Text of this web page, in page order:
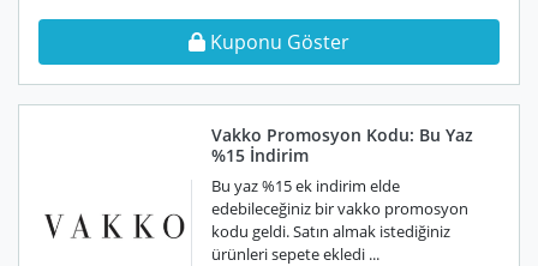
Kuponu Göster
Vakko Promosyon Kodu: Bu Yaz
%15 İndirim
Bu yaz %15 ek indirim elde
edebileceğiniz bir vakko promosyon
kodu geldi. Satın almak istediğiniz
ürünleri sepete ekledi ...